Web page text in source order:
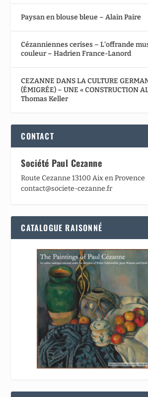
Paysan en blouse bleue – Alain Paire
Cézanniennes cerises – L’offrande
couleur – Hadrien France-Lanord
CEZANNE DANS LA CULTURE
(ÉMIGRÉE) – UNE « CONSTRUCTION
Thomas Keller
CONTACT
Société Paul Cezanne
Route Cezanne 13100 Aix en Provence
contact@societe-cezanne.fr
CATALOGUE RAISONNÉ